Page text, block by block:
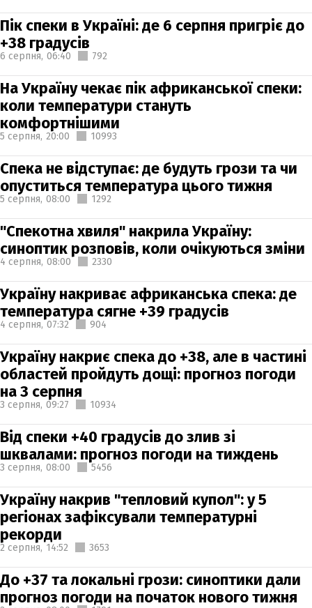
Пік спеки в Україні: де 6 серпня пригріє до
+38 градусів
6 серпня, 06:40 792
На Україну чекає пік африканської спеки:
коли температури стануть
комфортнішими
5 серпня, 20:00 10993
Спека не відступає: де будуть грози та чи
опуститься температура цього тижня
5 серпня, 08:00 1292
"Спекотна хвиля" накрила Україну:
синоптик розповів, коли очікуються зміни
4 серпня, 08:00 2330
Україну накриває африканська спека: де
температура сягне +39 градусів
4 серпня, 07:32 904
Україну накриє спека до +38, але в частині
областей пройдуть дощі: прогноз погоди
на 3 серпня
3 серпня, 09:27 10934
Від спеки +40 градусів до злив зі
шквалами: прогноз погоди на тиждень
3 серпня, 08:00 5456
Україну накрив "тепловий купол": у 5
регіонах зафіксували температурні
рекорди
2 серпня, 14:52 3653
До +37 та локальні грози: синоптики дали
прогноз погоди на початок нового тижня